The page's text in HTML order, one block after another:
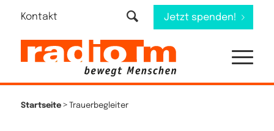
Kontakt Jetzt spenden!
Startseite> Trauerbegleiter